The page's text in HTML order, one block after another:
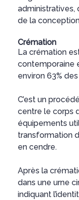
administratives,
de la
Crémation
La crémation
contemporaine
environ 63%
C’est un
centre le corps
équipements
transformation
en cendre.
Après la
dans une urne
indiquant